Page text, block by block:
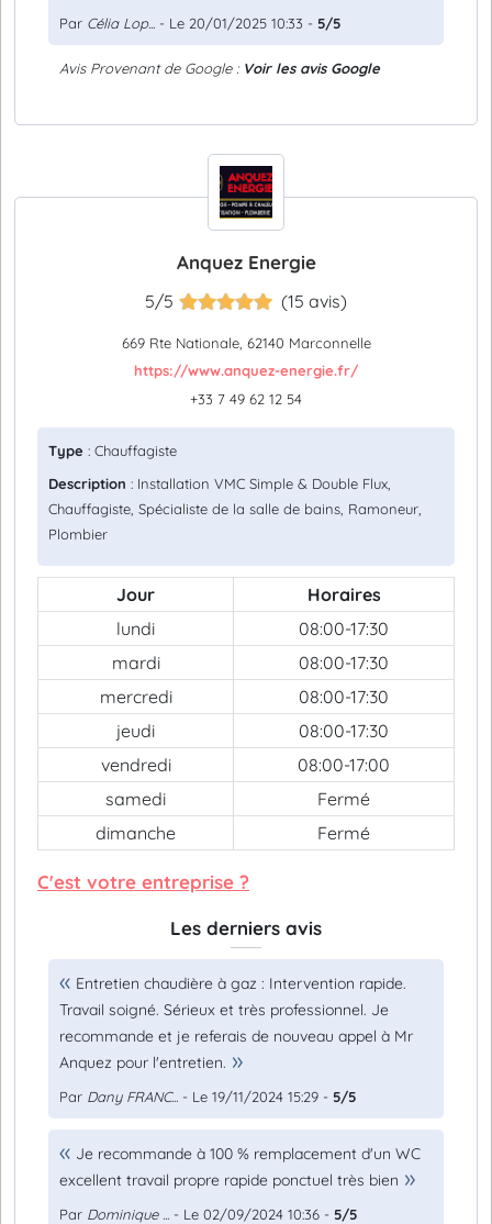
Par Célia Lop... - Le 20/01/2025 10:33 - 5/5
Avis Provenant de Google : Voir les avis Google
Anquez Energie
5/5 (15 avis)
669 Rte Nationale, 62140 Marconnelle
https://www.anquez-energie.fr/
+33 7 49 62 12 54
Type : Chauffagiste
Description : Installation VMC Simple & Double Flux,
Chauffagiste, Spécialiste de la salle de bains, Ramoneur,
Plombier
Jour
Horaires
lundi
08:00-17:30
mardi
08:00-17:30
mercredi
08:00-17:30
jeudi
08:00-17:30
vendredi
08:00-17:00
samedi
Fermé
dimanche
Fermé
C'est votre entreprise ?
Les derniers avis
Entretien chaudière à gaz : Intervention rapide.
Travail soigné. Sérieux et très professionnel. Je
recommande et je referais de nouveau appel à Mr
Anquez pour l'entretien.
Par Dany FRANC... - Le 19/11/2024 15:29 - 5/5
Je recommande à 100 % remplacement d'un WC
excellent travail propre rapide ponctuel très bien
Par Dominique ... - Le 02/09/2024 10:36 - 5/5